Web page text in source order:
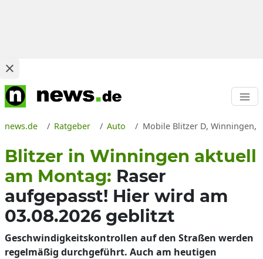
news.de Ratgeber Auto Mobile Blitzer D, Winningen,
Blitzer in Winningen aktuell
am Montag: Raser
aufgepasst! Hier wird am
03.08.2026 geblitzt
Geschwindigkeitskontrollen auf den Straßen werden
regelmäßig durchgeführt. Auch am heutigen